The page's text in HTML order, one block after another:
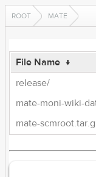
ROOT MATE
File Name ↓
release/
mate-moni-wiki-
mate-